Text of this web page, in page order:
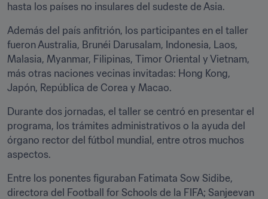
hasta los países no insulares del sudeste de Asia.
Además del país anfitrión, los participantes en el taller
fueron Australia, Brunéi Darusalam, Indonesia, Laos,
Malasia, Myanmar, Filipinas, Timor Oriental y Vietnam,
más otras naciones vecinas invitadas: Hong Kong,
Japón, República de Corea y Macao.
Durante dos jornadas, el taller se centró en presentar el
programa, los trámites administrativos o la ayuda del
órgano rector del fútbol mundial, entre otros muchos
aspectos.
Entre los ponentes figuraban Fatimata Sow Sidibe,
directora del Football for Schools de la FIFA; Sanjeevan